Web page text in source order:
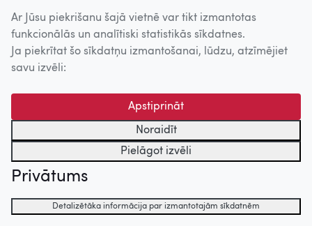
Ar Jūsu piekrišanu šajā vietnē var tikt izmantotas
funkcionālās un analītiski statistikās sīkdatnes.
Ja piekrītat šo sīkdatņu izmantošanai, lūdzu, atzīmējiet
savu izvēli:
Apstiprināt
Noraidīt
Pielāgot izvēli
Privātums
Detalizētāka informācija par izmantotajām sīkdatnēm